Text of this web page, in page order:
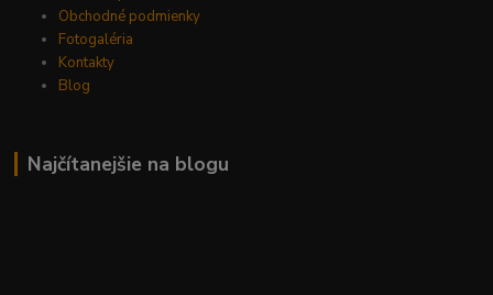
Obchodné podmienky
Fotogaléria
Kontakty
Blog
Najčítanejšie na blogu